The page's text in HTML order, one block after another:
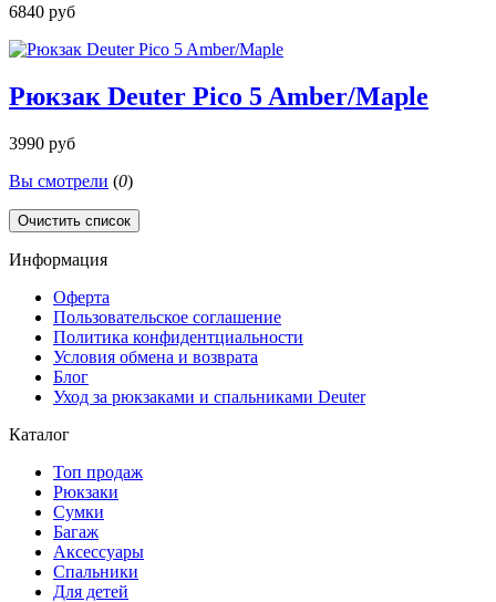
6840 руб
Рюкзак Deuter Pico 5 Amber/Maple
3990 руб
Вы смотрели (0)
Очистить список
Информация
Оферта
Пользовательское соглашение
Политика конфидентциальности
Условия обмена и возврата
Блог
Уход за рюкзаками и спальниками Deuter
Каталог
Топ продаж
Рюкзаки
Сумки
Багаж
Аксессуары
Спальники
Для детей